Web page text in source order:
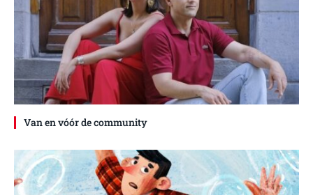
Van en vóór de community